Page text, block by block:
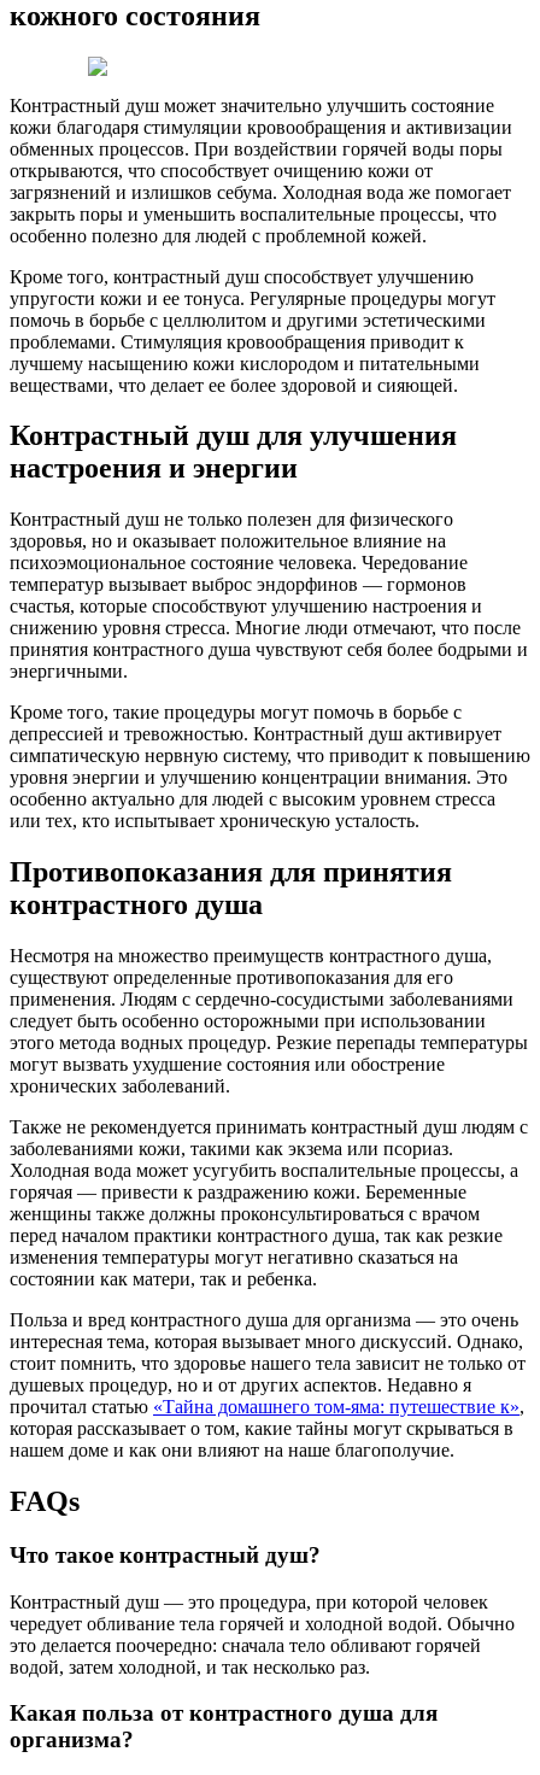
кожного состояния
Контрастный душ может значительно улучшить состояние
кожи благодаря стимуляции кровообращения и активизации
обменных процессов. При воздействии горячей воды поры
открываются, что способствует очищению кожи от
загрязнений и излишков себума. Холодная вода же помогает
закрыть поры и уменьшить воспалительные процессы, что
особенно полезно для людей с проблемной кожей.
Кроме того, контрастный душ способствует улучшению
упругости кожи и ее тонуса. Регулярные процедуры могут
помочь в борьбе с целлюлитом и другими эстетическими
проблемами. Стимуляция кровообращения приводит к
лучшему насыщению кожи кислородом и питательными
веществами, что делает ее более здоровой и сияющей.
Контрастный душ для улучшения
настроения и энергии
Контрастный душ не только полезен для физического
здоровья, но и оказывает положительное влияние на
психоэмоциональное состояние человека. Чередование
температур вызывает выброс эндорфинов — гормонов
счастья, которые способствуют улучшению настроения и
снижению уровня стресса. Многие люди отмечают, что после
принятия контрастного душа чувствуют себя более бодрыми и
энергичными.
Кроме того, такие процедуры могут помочь в борьбе с
депрессией и тревожностью. Контрастный душ активирует
симпатическую нервную систему, что приводит к повышению
уровня энергии и улучшению концентрации внимания. Это
особенно актуально для людей с высоким уровнем стресса
или тех, кто испытывает хроническую усталость.
Противопоказания для принятия
контрастного душа
Несмотря на множество преимуществ контрастного душа,
существуют определенные противопоказания для его
применения. Людям с сердечно-сосудистыми заболеваниями
следует быть особенно осторожными при использовании
этого метода водных процедур. Резкие перепады температуры
могут вызвать ухудшение состояния или обострение
хронических заболеваний.
Также не рекомендуется принимать контрастный душ людям с
заболеваниями кожи, такими как экзема или псориаз.
Холодная вода может усугубить воспалительные процессы, а
горячая — привести к раздражению кожи. Беременные
женщины также должны проконсультироваться с врачом
перед началом практики контрастного душа, так как резкие
изменения температуры могут негативно сказаться на
состоянии как матери, так и ребенка.
Польза и вред контрастного душа для организма — это очень
интересная тема, которая вызывает много дискуссий. Однако,
стоит помнить, что здоровье нашего тела зависит не только от
душевых процедур, но и от других аспектов. Недавно я
прочитал статью «Тайна домашнего том-яма: путешествие к»,
которая рассказывает о том, какие тайны могут скрываться в
нашем доме и как они влияют на наше благополучие.
FAQs
Что такое контрастный душ?
Контрастный душ — это процедура, при которой человек
чередует обливание тела горячей и холодной водой. Обычно
это делается поочередно: сначала тело обливают горячей
водой, затем холодной, и так несколько раз.
Какая польза от контрастного душа для
организма?